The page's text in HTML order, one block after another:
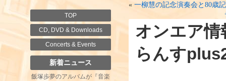
TOP
CD, DVD & Downloads
Concerts & Events
新着ニュース
飯塚歩夢のアルバムが『音楽
« 一柳慧の記念演奏会と80歳
オンエア情
らんす